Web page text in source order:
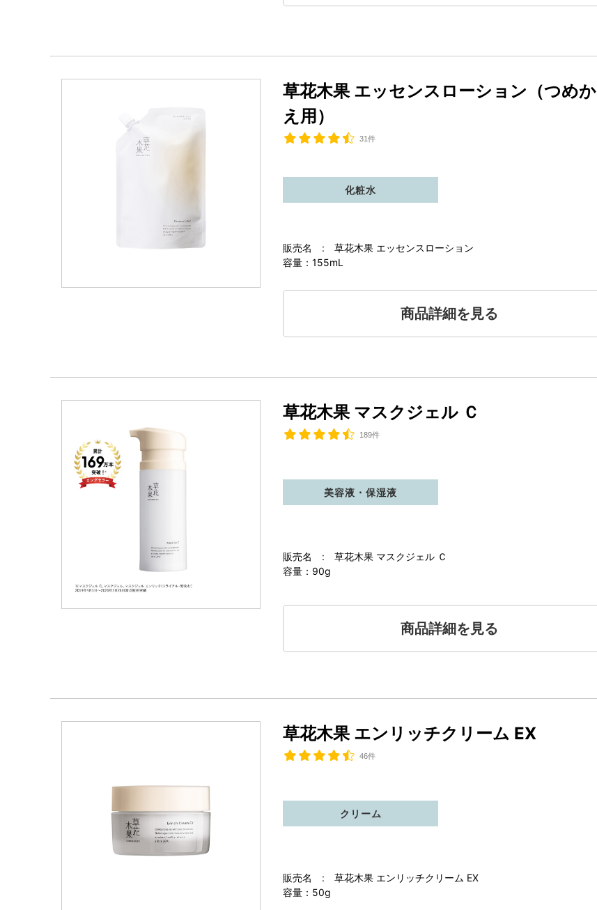
草花木果 エッセンスローション（つめか
え用）
31件
販売名 : 草花木果 エッセンスローション
容量：155mL
化粧水
商品詳細を見る
草花木果 マスクジェル Ｃ
189件
販売名 : 草花木果 マスクジェル Ｃ
容量：90g
美容液・保湿液
商品詳細を見る
草花木果 エンリッチクリーム EX
46件
販売名 : 草花木果 エンリッチクリーム EX
容量：50g
クリーム